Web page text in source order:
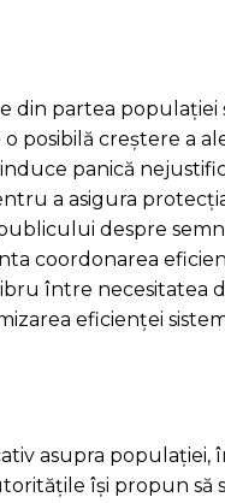
din partea populației
creștere a
panică
a asigura
despre
coordonarea
între necesitatea
eficienței
asupra populației,
își propun să